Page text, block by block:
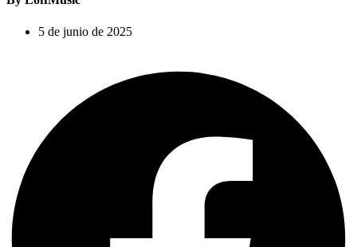
5 de junio de 2025